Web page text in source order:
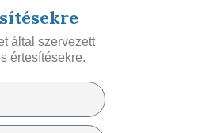
által szervezett
értesítésekre.